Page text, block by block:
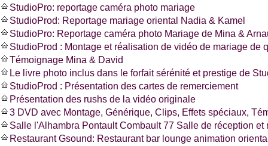
StudioPro: reportage caméra photo mariage
StudioProd: Reportage mariage oriental Nadia & Kamel
StudioPro: Reportage caméra photo Mariage de Mina &
StudioProd : Montage et réalisation de vidéo de mariage de
Témoignage Mina & David
Le livre photo inclus dans le forfait sérénité et prestige de
StudioProd : Présentation des cartes de remerciement
Présentation des rushs de la vidéo originale
3 DVD avec Montage, Générique, Clips, Effets spéciaux,
Salle l'Alhambra Pontault Combault 77 Salle de réception et
Restaurant Gsound: Restaurant bar lounge animation